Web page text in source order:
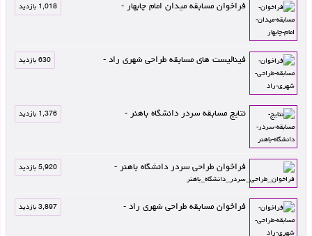
فراخوان مسابقه میدان امام چابهار - 1,018 بازدید
فینالیست های مسابقه طراحی شهری راد - 630 بازدید
نتایج مسابقه سردر دانشگاه باهنر - 1,376 بازدید
فراخوان طراحی سردر دانشگاه باهنر - 5,920 بازدید
فراخوان مسابقه طراحی شهری راد - 3,897 بازدید